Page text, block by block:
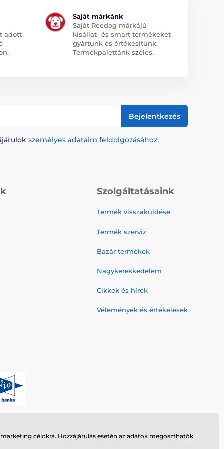
adott
Saját márkánk
Saját Reedog márkájú
kisállat- és smart termékeket
gyártunk és értékesítünk.
Termékpalettánk széles.
Bejelentkezés
személyes adataim feldolgozásához.
Szolgáltatásaink
Termék visszaküldése
Termék szerviz
Bazár termékek
Nagykereskedelem
Cikkek és hírek
Vélemények és értékelések
célokra. Hozzájárulás esetén az adatok megoszthatók